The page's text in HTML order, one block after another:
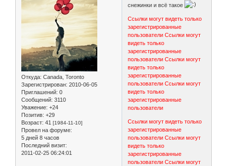
Откуда: Canada, Toronto
Зарегистрирован: 2010-06-05
Приглашений: 0
Сообщений: 3110
Уважение: +24
Позитив: +29
Возраст: 41 [1984-11-10]
Провел на форуме:
5 дней 8 часов
Последний визит:
2011-02-25 06:24:01
снежинки и всё такое
Ссылки могут видеть только
зарегистрированные
пользователи Ссылки могут
видеть только
зарегистрированные
пользователи Ссылки могут
видеть только
зарегистрированные
пользователи Ссылки могут
видеть только
зарегистрированные
пользователи
Ссылки могут видеть только
зарегистрированные
пользователи Ссылки могут
видеть только
зарегистрированные
пользователи Ссылки могут